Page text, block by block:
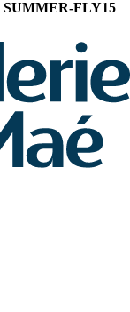
SUMMER-FLY15